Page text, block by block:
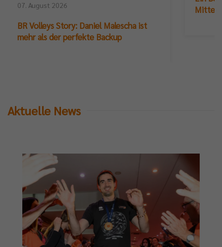
07. August 2026
BR Volleys Story: Daniel Malescha ist
mehr als der perfekte Backup
Aktuelle News